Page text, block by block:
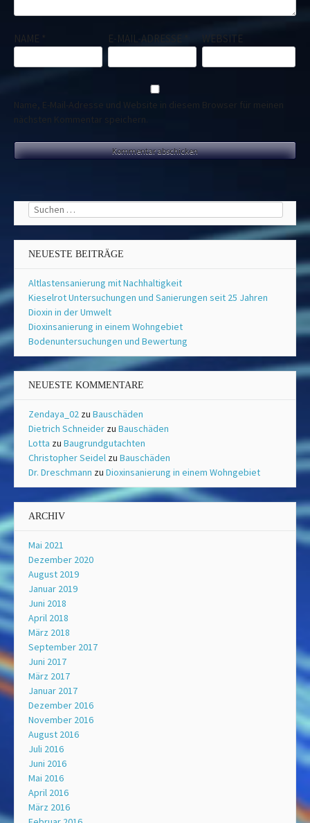
NAME * E-MAIL-ADRESSE WEBSITE
Name, E-Mail-Adresse und Website in diesem Browser für meinen
nächsten Kommentar speichern.
Suchen
nach:
NEUESTE BEITRÄGE
Altlastensanierung mit Nachhaltigkeit
Kieselrot Untersuchungen und Sanierungen seit 25 Jahren
Dioxin in der Umwelt
Dioxinsanierung in einem Wohngebiet
Bodenuntersuchungen und Bewertung
NEUESTE KOMMENTARE
Zendaya_02 zu Bauschäden
Dietrich Schneider zu Bauschäden
Lotta zu Baugrundgutachten
Christopher Seidel zu Bauschäden
Dr. Dreschmann zu Dioxinsanierung in einem Wohngebiet
ARCHIV
Mai 2021
Dezember 2020
August 2019
Januar 2019
Juni 2018
April 2018
März 2018
September 2017
Juni 2017
März 2017
Januar 2017
Dezember 2016
November 2016
August 2016
Juli 2016
Juni 2016
Mai 2016
April 2016
März 2016